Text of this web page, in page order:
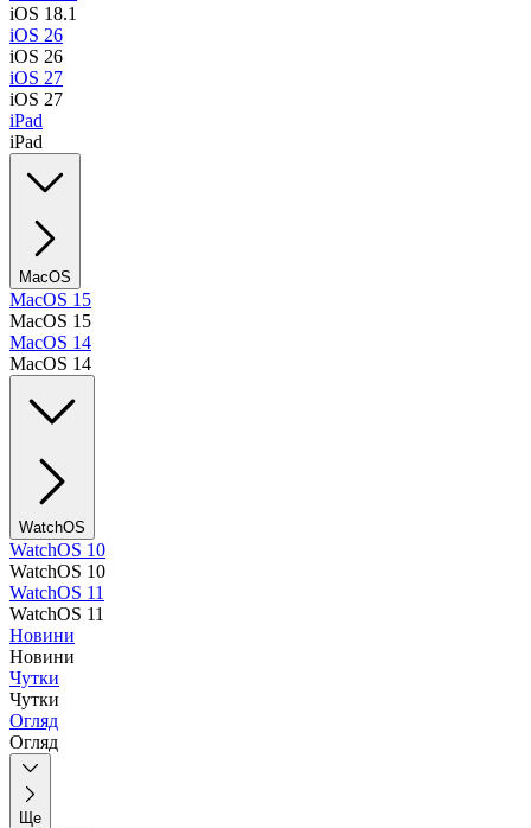
iOS 18.1
iOS 26
iOS 26
iOS 27
iOS 27
iPad
iPad
MacOS
MacOS 15
MacOS 15
MacOS 14
MacOS 14
WatchOS
WatchOS 10
WatchOS 10
WatchOS 11
WatchOS 11
Новини
Новини
Чутки
Чутки
Огляд
Огляд
Ще